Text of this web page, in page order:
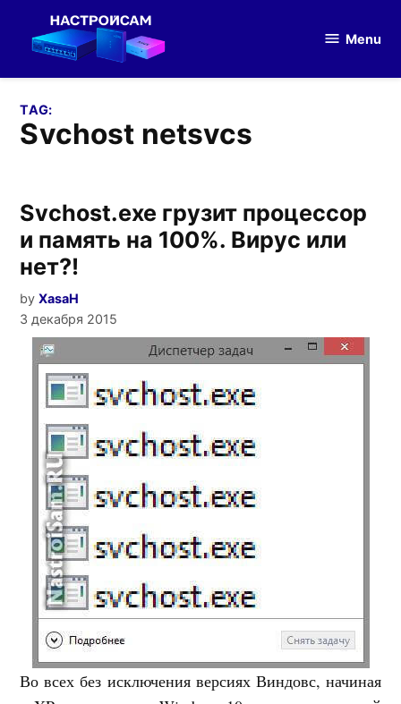
оборудования
Menu
TAG:
svchost netsvcs
Svchost.exe грузит процессор
и память на 100%. Вирус или
нет?!
by XasaH
3 декабря 2015
Во всех без исключения версиях Виндовс, начиная